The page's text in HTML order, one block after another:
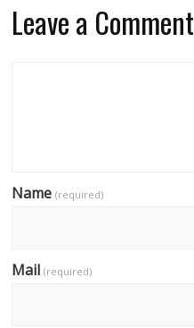
Leave a Comment
Name(required)
Mail(required)